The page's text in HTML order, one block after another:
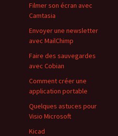
Filmer son écran avec
Camtasia
Envoyer une newsletter
avec MailChimp
Faire des sauvegardes
avec Cobian
Comment créer une
application portable
Quelques astuces pour
Visio Microsoft
Kicad